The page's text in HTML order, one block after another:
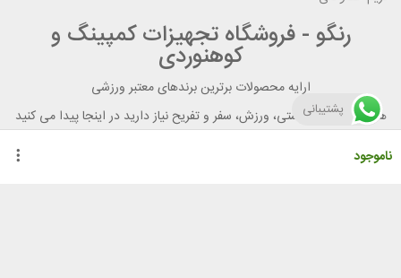
ناموجود
رنگو - فروشگاه تجهیزات کمپینگ و
کوهنوردی
ارایه محصولات برترین برندهای معتبر ورزشی
هر آنچه برای تندرستی، ورزش، سفر و تفریح نیاز دارید در اینجا پیدا می کنید
پشتیبانی